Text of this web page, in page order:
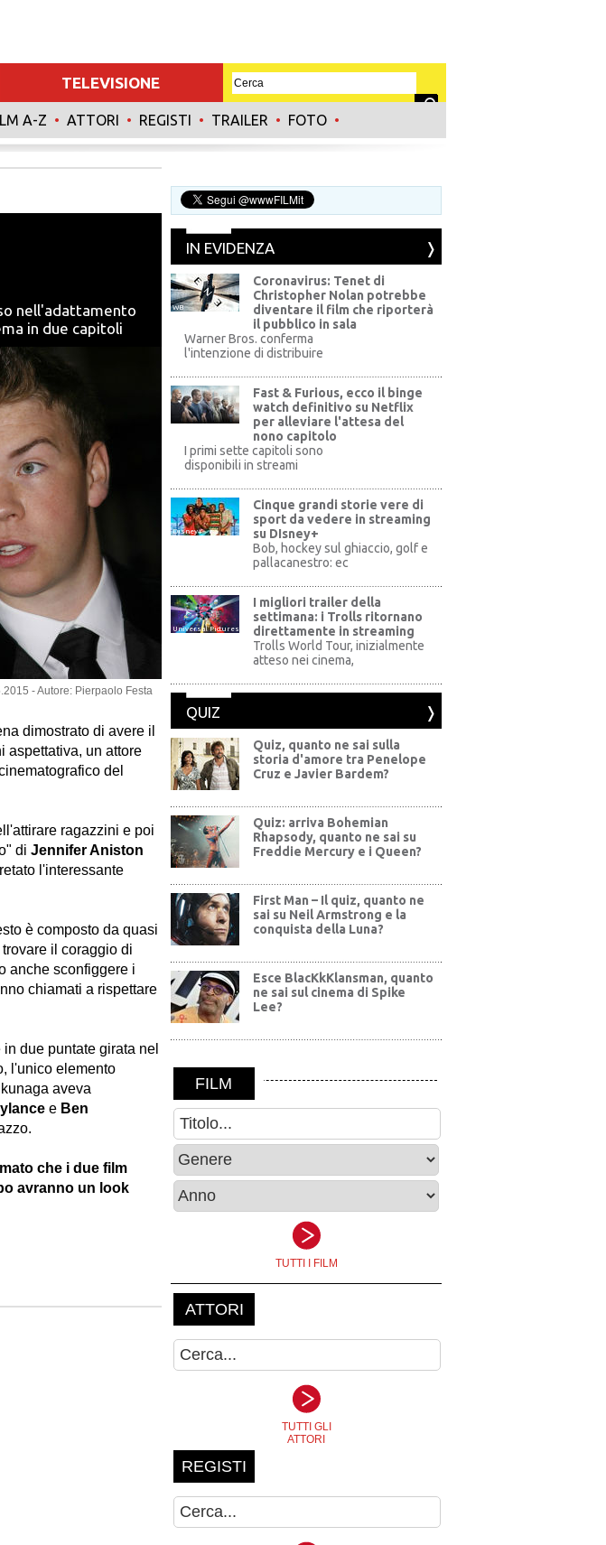
TELEVISIONE
A-Z • ATTORI • REGISTI • TRAILER • FOTO •
nell'adattamento
in due capitoli
- Autore: Pierpaolo Festa
dimostrato di avere il
aspettativa, un attore
del
ragazzini e poi
di Jennifer Aniston
l'interessante
è composto da quasi
il coraggio di
anche sconfiggere i
chiamati a rispettare
due puntate girata nel
l'unico elemento
aveva
e Ben
che i due film
avranno un look
IN EVIDENZA
WB
Coronavirus: Tenet di
Christopher Nolan potrebbe
diventare il film che riporterà
il pubblico in sala
Warner Bros. conferma
l'intenzione di distribuire
Fast & Furious, ecco il binge
watch definitivo su Netflix
per alleviare l'attesa del
nono capitolo
I primi sette capitoli sono
disponibili in streami
Disney+
Cinque grandi storie vere di
sport da vedere in streaming
su DIsney+
Bob, hockey sul ghiaccio, golf e
pallacanestro: ec
Universal Pictures
I migliori trailer della
settimana: i Trolls ritornano
direttamente in streaming
Trolls World Tour, inizialmente
atteso nei cinema,
QUIZ
Quiz, quanto ne sai sulla
storia d'amore tra Penelope
Cruz e Javier Bardem?
Quiz: arriva Bohemian
Rhapsody, quanto ne sai su
Freddie Mercury e i Queen?
First Man – Il quiz, quanto ne
sai su Neil Armstrong e la
conquista della Luna?
Esce BlacKkKlansman, quanto
ne sai sul cinema di Spike
Lee?